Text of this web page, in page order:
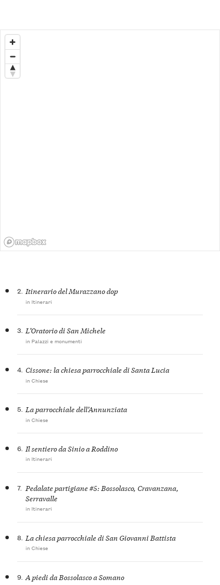
2. Itinerario del Murazzano dop
in Itinerari
3. L’Oratorio di San Michele
in Palazzi e monumenti
4. Cissone: la chiesa parrocchiale di Santa Lucia
in Chiese
5. La parrocchiale dell’Annunziata
in Chiese
6. Il sentiero da Sinio a Roddino
in Itinerari
7. Pedalate partigiane #5: Bossolasco, Cravanzana,
Serravalle
in Itinerari
8. La chiesa parrocchiale di San Giovanni Battista
in Chiese
9. A piedi da Bossolasco a Somano